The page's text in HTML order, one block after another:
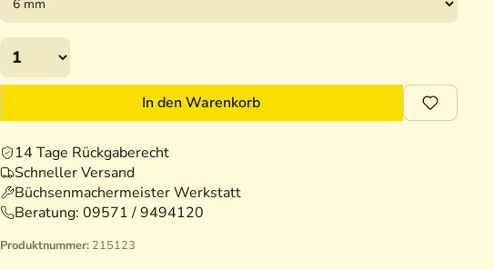
In den Warenkorb
14 Tage Rückgaberecht
Schneller Versand
Büchsenmachermeister Werkstatt
Beratung: 09571 / 9494120
Produktnummer: 215123